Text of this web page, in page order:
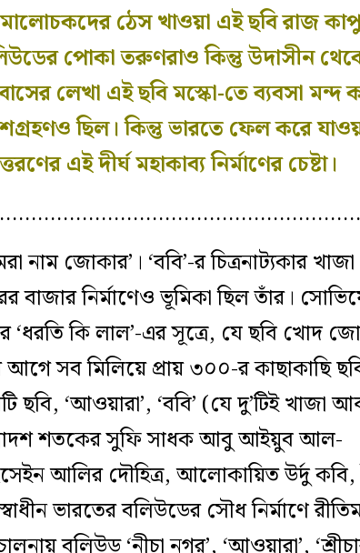
ঠেস খাওয়া এই ছবি রাজ
পোকা তরুণরাও কিন্তু উদাসীন
লেখা এই ছবি মস্কো-তে ব‍্যবসা মন্দ
ছিল। কিন্তু ভারতে ফেল করে
এই দীর্ঘ মহাকাব‍্য নির্মাণের চেষ্টা।
নাম জোকার’। ‘ববি’-র চিত্রনাট‍্যকার খাজা
বাজার নির্মাণেও ভূমিকা ছিল তাঁর।
‘ধরতি কি লাল’-এর সূত্রে, যে ছবি খোদ
সব মিলিয়ে প্রায় ৩০০-র কাছাকাছি
ছবি, ‘আওয়ারা’, ‘ববি’ (যে দু’টিই খাজা
দ্বাদশ শতকের সুফি সাধক আবু আইয়ুব আল-
আলির দৌহিত্র, আলোকায়িত উর্দু
ভারতের বলিউডের সৌধ নির্মাণে